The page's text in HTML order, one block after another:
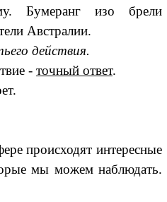
Бумеранг изо брели
Австралии.
действия.
- точный ответ.
происходят интересные
мы можем наблюдать.